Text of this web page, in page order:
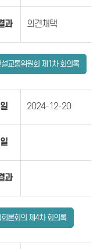
과 의견채택
교통위원회 제1차 회의록
2024-12-20
과
본회의 제4차 회의록